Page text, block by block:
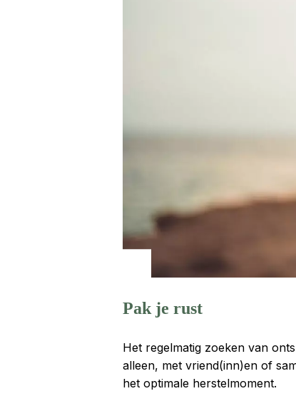
Pak je rust
Het regelmatig zoeken van
alleen, met vriend(inn)en of
het optimale herstelmoment.